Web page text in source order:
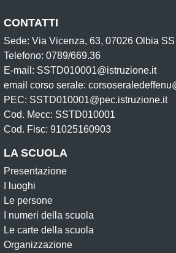
CONTATTI
Sede: Via Vicenza, 63, 07026 Olbia SS
Telefono: 0789/669.36
E-mail: SSTD010001@istruzione.it
email corso serale:
PEC: SSTD010001@pec.istruzione.it
Cod. Mecc: SSTD010001
Cod. Fisc: 91025160903
LA SCUOLA
Presentazione
I luoghi
Le persone
I numeri della scuola
Le carte della scuola
Organizzazione